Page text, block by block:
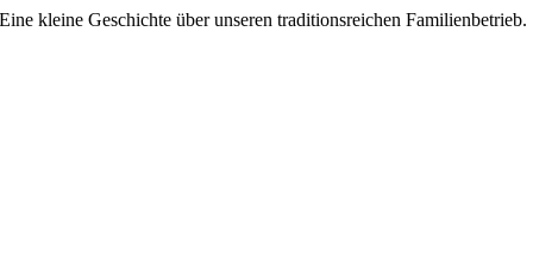
Eine kleine Geschichte über unse­ren tra­di­ti­ons­rei­chen Familienbetrieb.